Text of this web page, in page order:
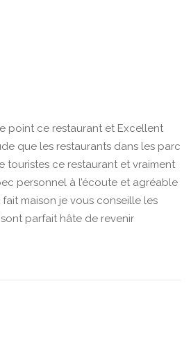
point ce restaurant et Excellent
que les restaurants dans les parc
touristes ce restaurant et vraiment
personnel à l’écoute et agréable
maison je vous conseille les
parfait hâte de revenir